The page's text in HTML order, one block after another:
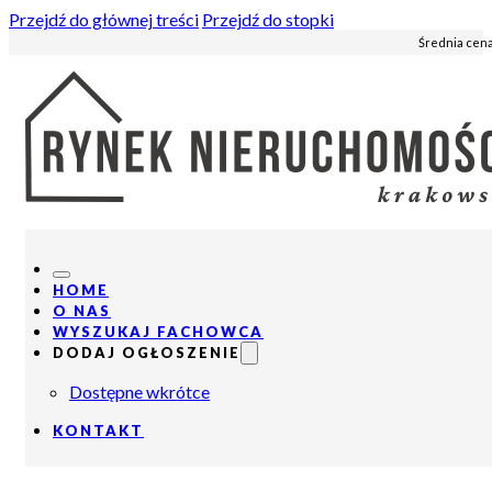
Przejdź do głównej treści Przejdź do stopki
Średnia
HOME
O NAS
WYSZUKAJ FACHOWCA
DODAJ OGŁOSZENIE
Dostępne wkrótce
KONTAKT